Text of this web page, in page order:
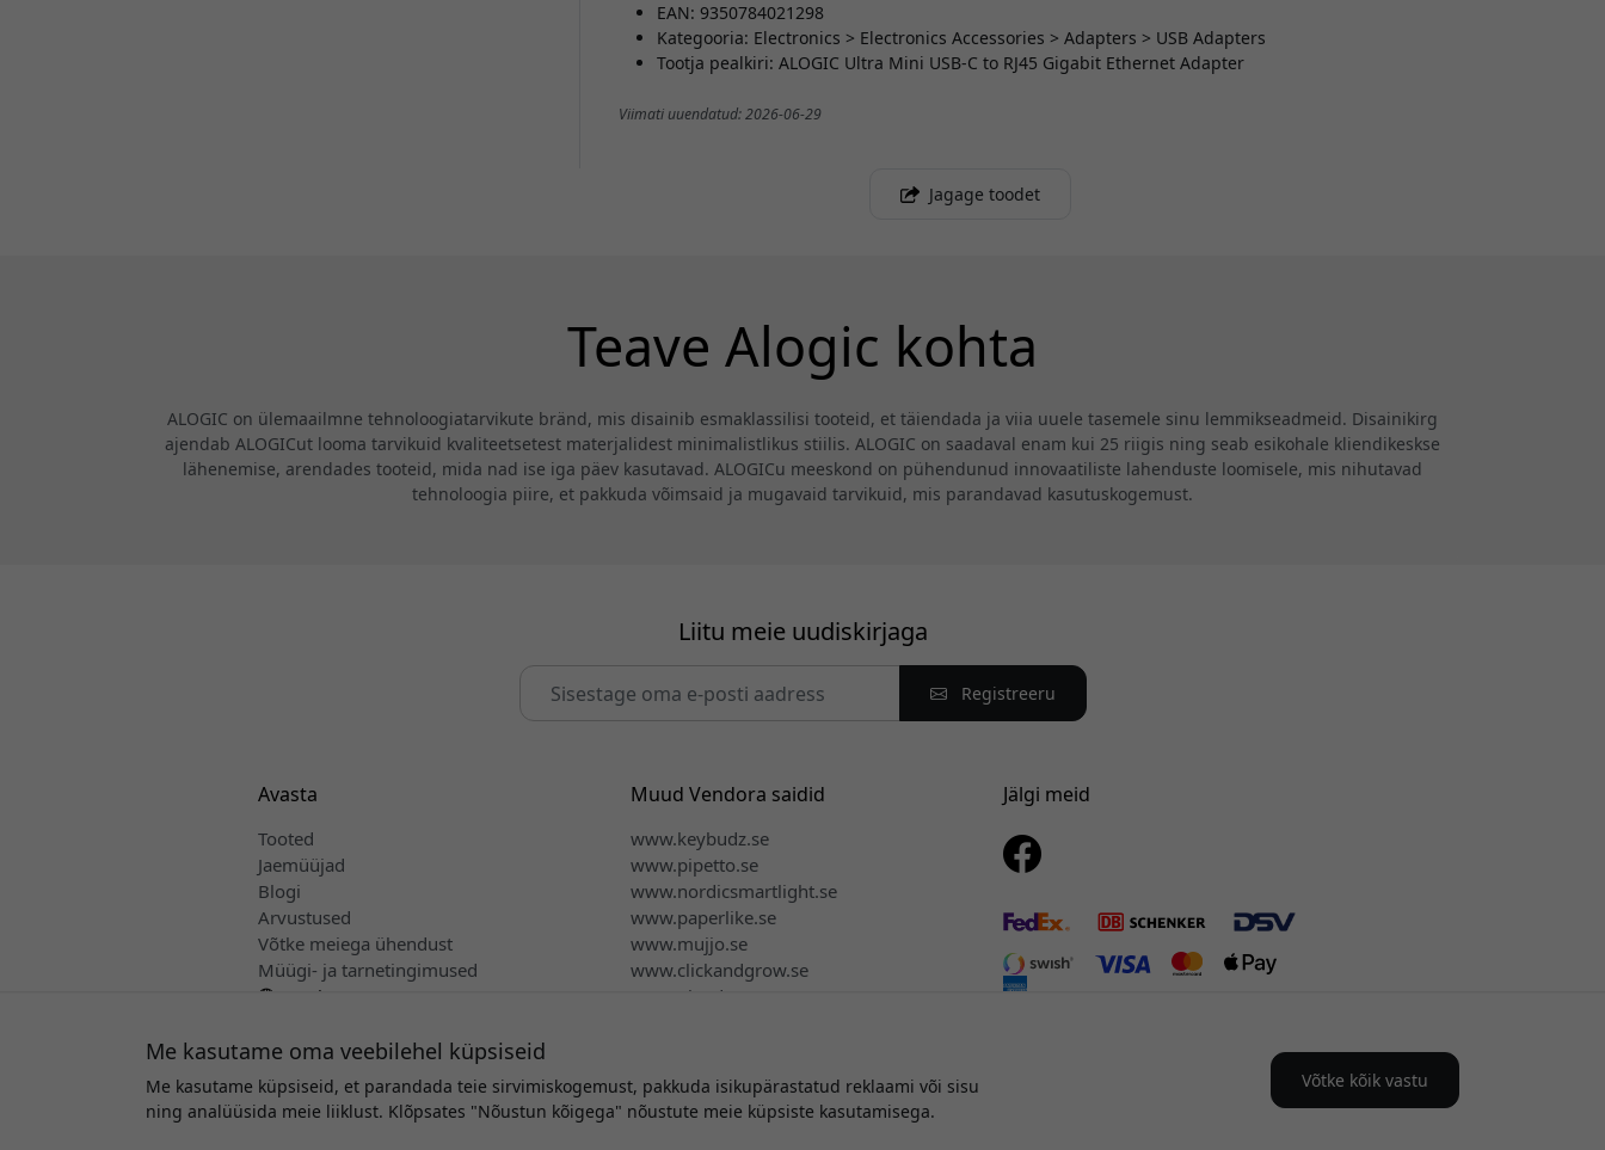
EAN: 9350784021298
Kategooria: Electronics > Electronics Accessories > Adapters > USB Adapters
Tootja pealkiri: ALOGIC Ultra Mini USB-C to RJ45 Gigabit Ethernet Adapter
Viimati uuendatud: 2026-06-29
Jagage toodet
Teave Alogic kohta
ALOGIC on ülemaailmne tehnoloogiatarvikute bränd, mis disainib esmaklassilisi tooteid, et täiendada ja viia uuele tasemele sinu lemmikseadmeid. Disainikirg
ajendab ALOGICut looma tarvikuid kvaliteetsetest materjalidest minimalistlikus stiilis. ALOGIC on saadaval enam kui 25 riigis ning seab esikohale kliendikeskse
lähenemise, arendades tooteid, mida nad ise iga päev kasutavad. ALOGICu meeskond on pühendunud innovaatiliste lahenduste loomisele, mis nihutavad
tehnoloogia piire, et pakkuda võimsaid ja mugavaid tarvikuid, mis parandavad kasutuskogemust.
Liitu meie uudiskirjaga
Registreeru
Avasta
Tooted
Jaemüüjad
Blogi
Arvustused
Võtke meiega ühendust
Müügi- ja tarnetingimused
Eesti
Muud Vendora saidid
www.keybudz.se
www.pipetto.se
www.nordicsmartlight.se
www.paperlike.se
www.mujjo.se
www.clickandgrow.se
www.plaud.se
Jälgi meid
Autoriõigus © 2026 Vendora Nordic - Alogic® ametlik turustaja Eesti-s
Me kasutame oma veebilehel küpsiseid
Me kasutame küpsiseid, et parandada teie sirvimiskogemust, pakkuda isikupärastatud reklaami või sisu
ning analüüsida meie liiklust. Klõpsates "Nõustun kõigega" nõustute meie küpsiste kasutamisega.
Võtke kõik vastu